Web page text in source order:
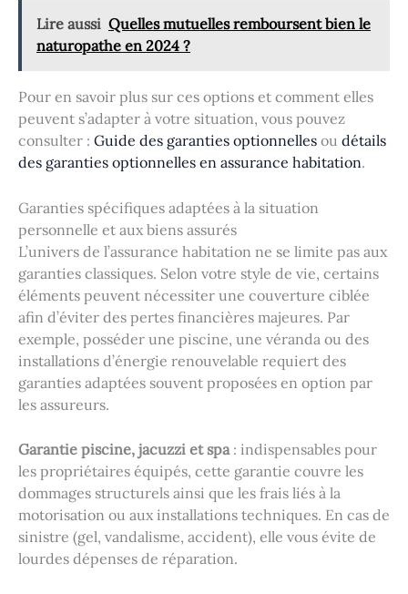
Lire aussi Quelles mutuelles remboursent bien le
naturopathe en 2024 ?
Pour en savoir plus sur ces options et comment elles
peuvent s’adapter à votre situation, vous pouvez
consulter : Guide des garanties optionnelles ou détails
des garanties optionnelles en assurance habitation.
Garanties spécifiques adaptées à la situation
personnelle et aux biens assurés
L’univers de l’assurance habitation ne se limite pas aux
garanties classiques. Selon votre style de vie, certains
éléments peuvent nécessiter une couverture ciblée
afin d’éviter des pertes financières majeures. Par
exemple, posséder une piscine, une véranda ou des
installations d’énergie renouvelable requiert des
garanties adaptées souvent proposées en option par
les assureurs.
Garantie piscine, jacuzzi et spa: indispensables pour
les propriétaires équipés, cette garantie couvre les
dommages structurels ainsi que les frais liés à la
motorisation ou aux installations techniques. En cas de
sinistre (gel, vandalisme, accident), elle vous évite de
lourdes dépenses de réparation.